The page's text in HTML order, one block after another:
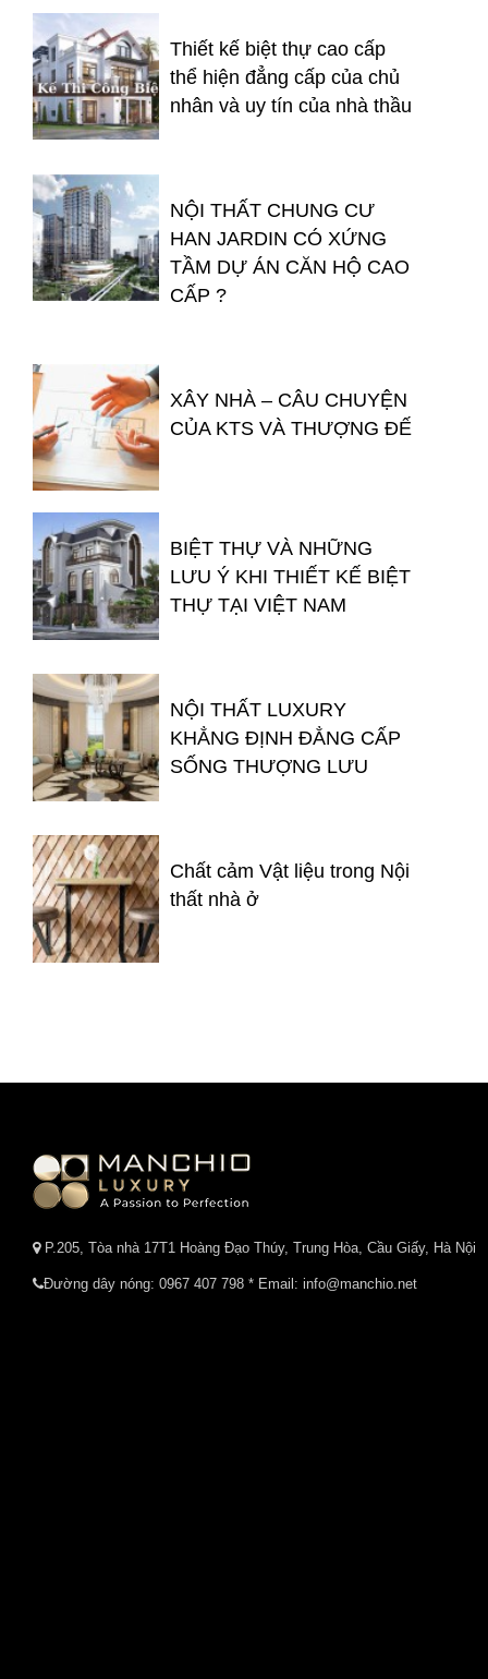
Thiết kế biệt thự cao cấp
thể hiện đẳng cấp của chủ
nhân và uy tín của nhà thầu
NỘI THẤT CHUNG CƯ
HAN JARDIN CÓ XỨNG
TẦM DỰ ÁN CĂN HỘ CAO
CẤP ?
XÂY NHÀ – CÂU CHUYỆN
CỦA KTS VÀ THƯỢNG ĐẾ
BIỆT THỰ VÀ NHỮNG
LƯU Ý KHI THIẾT KẾ BIỆT
THỰ TẠI VIỆT NAM
NỘI THẤT LUXURY
KHẲNG ĐỊNH ĐẲNG CẤP
SỐNG THƯỢNG LƯU
Chất cảm Vật liệu trong Nội
thất nhà ở
P.205, Tòa nhà 17T1 Hoàng Đạo Thúy, Trung Hòa, Cầu Giấy, Hà Nội
Đường dây nóng: 0967 407 798 * Email: info@manchio.net